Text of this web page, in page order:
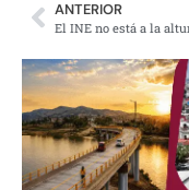
ANTERIOR